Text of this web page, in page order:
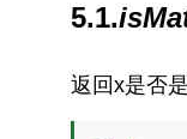
5.1.
返回x是否